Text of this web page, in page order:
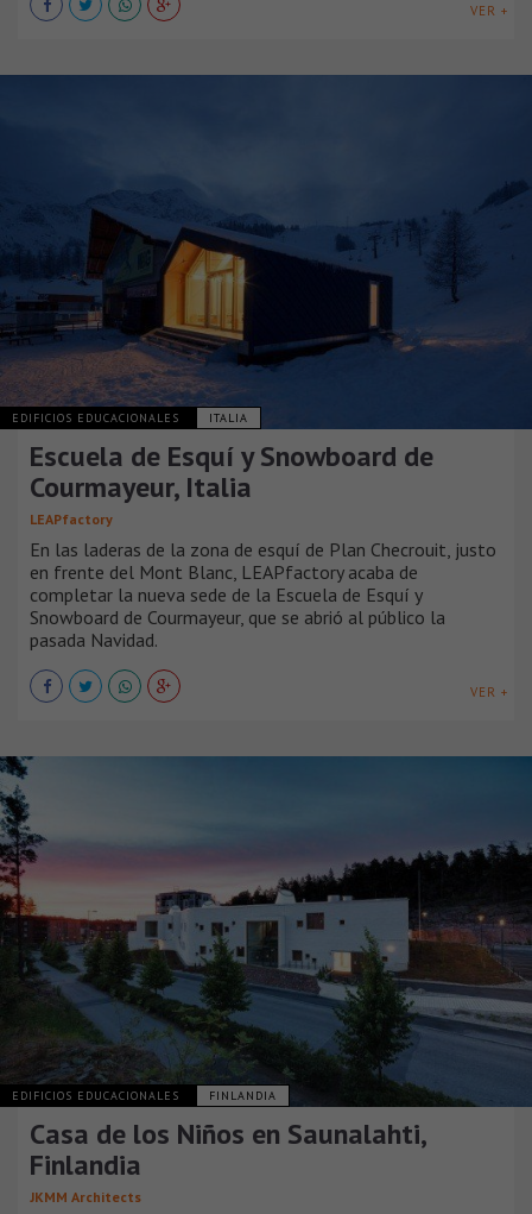
VER +
EDIFICIOS EDUCACIONALES ITALIA
Escuela de Esquí y Snowboard de
Courmayeur, Italia
LEAPfactory
En las laderas de la zona de esquí de Plan Checrouit, justo
en frente del Mont Blanc, LEAPfactory acaba de
completar la nueva sede de la Escuela de Esquí y
Snowboard de Courmayeur, que se abrió al público la
pasada Navidad.
VER +
EDIFICIOS EDUCACIONALES FINLANDIA
Casa de los Niños en Saunalahti,
Finlandia
JKMM Architects